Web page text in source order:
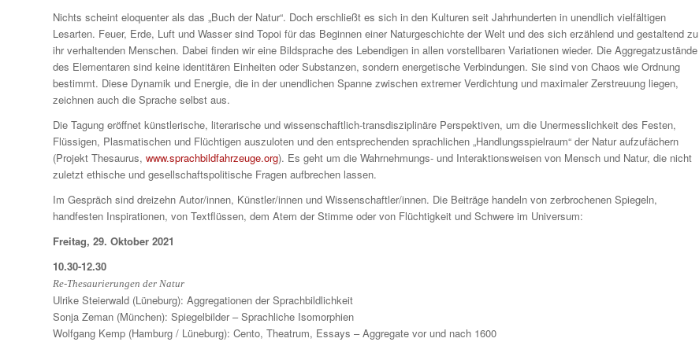
Nichts scheint eloquenter als das „Buch der Natur“. Doch erschließt es sich in den Kulturen seit Jahrhunderten in unendlich vielfältigen
Lesarten. Feuer, Erde, Luft und Wasser sind Topoi für das Beginnen einer Naturgeschichte der Welt und des sich erzählend und gestaltend zu
ihr verhaltenden Menschen. Dabei finden wir eine Bildsprache des Lebendigen in allen vorstellbaren Variationen wieder. Die Aggregatzustände
des Elementaren sind keine identitären Einheiten oder Substanzen, sondern energetische Verbindungen. Sie sind von Chaos wie Ordnung
bestimmt. Diese Dynamik und Energie, die in der unendlichen Spanne zwischen extremer Verdichtung und maximaler Zerstreuung liegen,
zeichnen auch die Sprache selbst aus.
Die Tagung eröffnet künstlerische, literarische und wissenschaftlich-transdisziplinäre Perspektiven, um die Unermesslichkeit des Festen,
Flüssigen, Plasmatischen und Flüchtigen auszuloten und den entsprechenden sprachlichen „Handlungsspielraum“ der Natur aufzufächern
(Projekt Thesaurus, www.sprachbildfahrzeuge.org). Es geht um die Wahrnehmungs- und Interaktionsweisen von Mensch und Natur, die nicht
zuletzt ethische und gesellschaftspolitische Fragen aufbrechen lassen.
Im Gespräch sind dreizehn Autor/innen, Künstler/innen und Wissenschaftler/innen. Die Beiträge handeln von zerbrochenen Spiegeln,
handfesten Inspirationen, von Textflüssen, dem Atem der Stimme oder von Flüchtigkeit und Schwere im Universum:
Freitag, 29. Oktober 2021
10.30-12.30
Re-Thesaurierungen der Natur
Ulrike Steierwald (Lüneburg): Aggregationen der Sprachbildlichkeit
Sonja Zeman (München): Spiegelbilder – Sprachliche Isomorphien
Wolfgang Kemp (Hamburg / Lüneburg): Cento, Theatrum, Essays – Aggregate vor und nach 1600